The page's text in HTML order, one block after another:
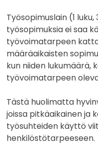
Työsopimuslain (1
työsopimuksia ei saa
työvoimatarpeen
määräaikaisten
kun niiden lukumäärä,
työvoimatarpeen
Tästä huolimatta
joissa pitkäaikainen ja
työsuhteiden käyttö
henkilöstötarpeeseen.